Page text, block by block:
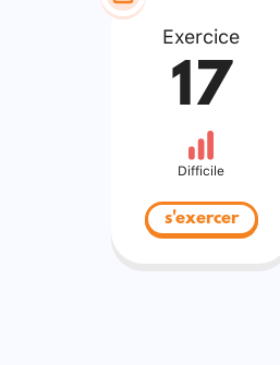
Exercice
17
Difficile
s'exercer